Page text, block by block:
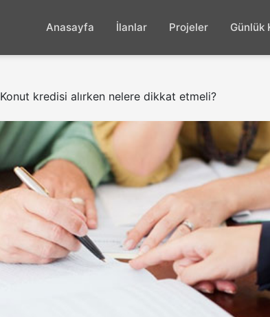
Anasayfa İlanlar Projeler Günlük
Konut kredisi alırken nelere dikkat etmeli?